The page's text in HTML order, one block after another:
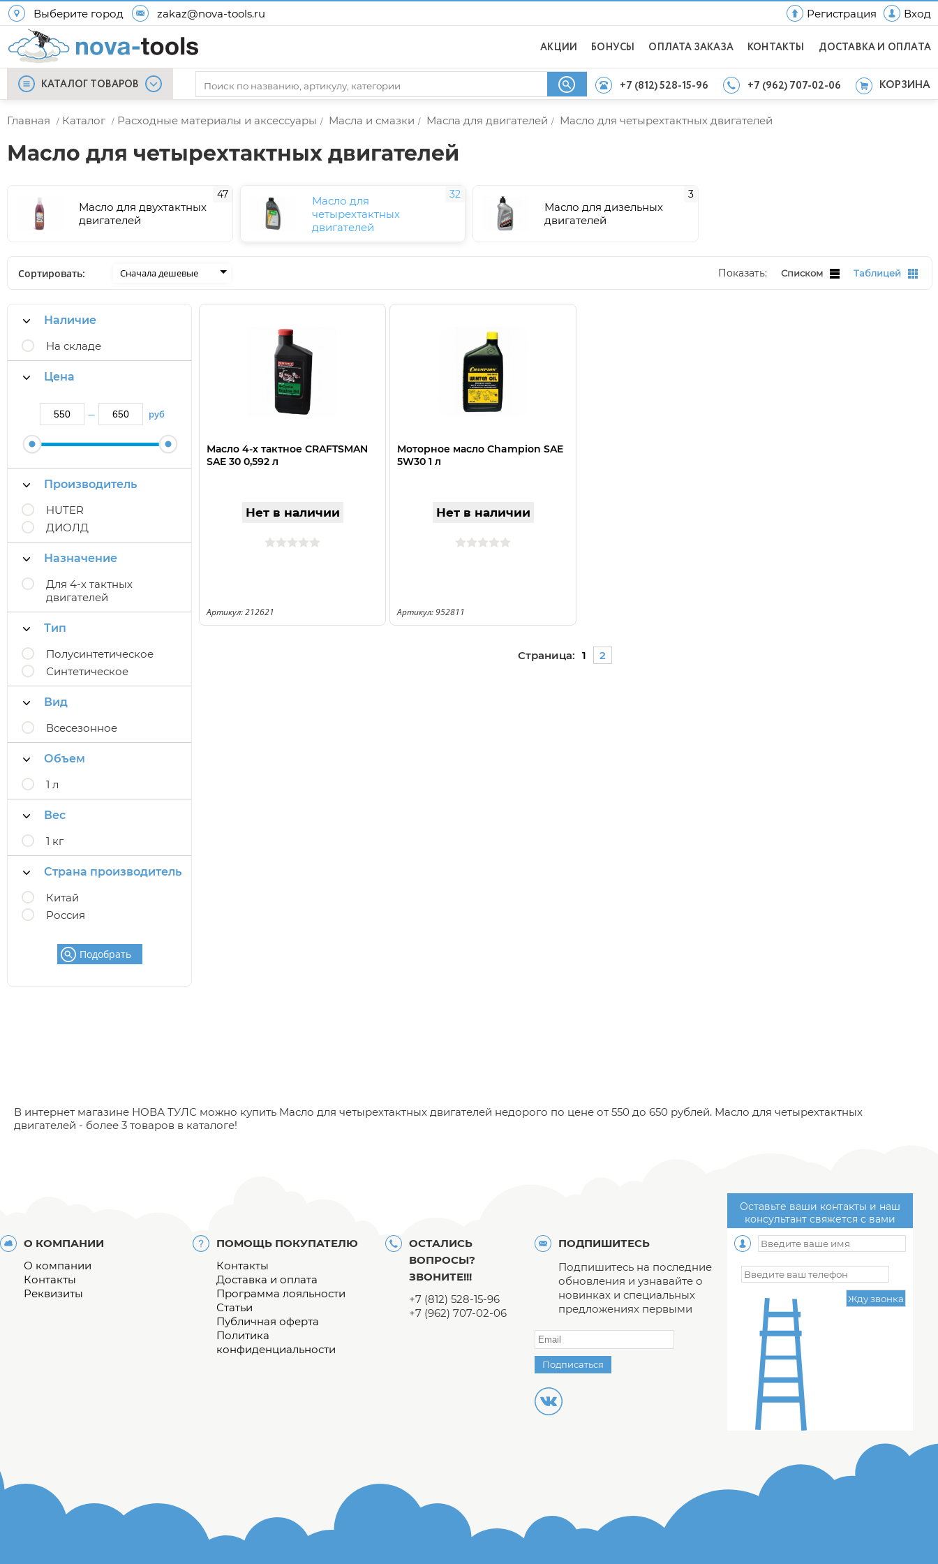
Выберите город zakaz@nova-tools.ru Регистрация Вход
АКЦИИ БОНУСЫ ОПЛАТА ЗАКАЗА КОНТАКТЫ ДОСТАВКА И ОПЛАТА
КАТАЛОГ ТОВАРОВ +7 (812) 528-15-96 +7 (962) 707-02-06 КОРЗИНА
Главная / Каталог / Расходные материалы и аксессуары / Масла и смазки / Масла для двигателей / Масло для четырехтактных двигателей
Масло для четырехтактных двигателей
Масло для двухтактных
двигателей
47
Масло для
четырехтактных
двигателей
32
Масло для дизельных
двигателей
3
Сортировать: Сначала дешевые Показать: Списком Таблицей
Наличие
На складе
Цена
— руб
Производитель
HUTER
ДИОЛД
Назначение
Для 4-х тактных
двигателей
Тип
Полусинтетическое
Синтетическое
Вид
Всесезонное
Объем
1 л
Вес
1 кг
Страна производитель
Китай
Россия
Подобрать
Масло 4-х тактное CRAFTSMAN
SAE 30 0,592 л
Нет в наличии
Артикул: 212621
Моторное масло Champion SAE
5W30 1 л
Нет в наличии
Артикул: 952811
Страница: 1 2
В интернет магазине НОВА ТУЛС можно купить Масло для четырехтактных двигателей недорого по цене от 550 до 650 рублей. Масло для четырехтактных
двигателей - более 3 товаров в каталоге!
О КОМПАНИИ
О компании
Контакты
Реквизиты
ПОМОЩЬ ПОКУПАТЕЛЮ
Контакты
Доставка и оплата
Программа лояльности
Статьи
Публичная оферта
Политика
конфиденциальности
ОСТАЛИСЬ
ВОПРОСЫ?
ЗВОНИТЕ!!!
+7 (812) 528-15-96
+7 (962) 707-02-06
ПОДПИШИТЕСЬ
Подпишитесь на последние
обновления и узнавайте о
новинках и специальных
предложениях первыми
Подписаться
Оставьте ваши контакты и наш
консультант свяжется с вами